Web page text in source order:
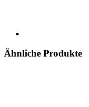
Ähnliche Produkte